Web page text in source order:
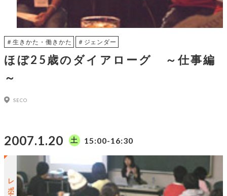
＃生きかた・働きかた ＃ジェンダー
ほぼ25歳のダイアローグ ～仕事編
～
SECO
2007.1.20 土 15:00-16:30